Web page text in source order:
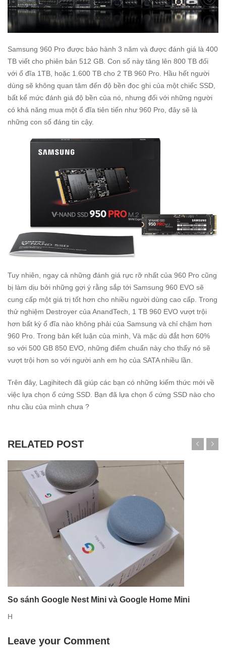
Samsung 960 Pro được bảo hành 3 năm và được đánh giá là 400
TB viết cho phiên bản 512 GB. Con số này tăng lên 800 TB đối
với ổ đĩa 1TB, hoặc 1.600 TB cho 2 TB 960 Pro. Hầu hết người
dùng sẽ không quan tâm đến độ bền đọc ghi của một chiếc SSD,
bất kể mức đánh giá độ bền của nó, nhưng đối với những người
có khả năng mua một ổ đĩa tiên tiến như 960 Pro, đây sẽ là
những con số đáng tin cậy.
Tuy nhiên, ngay cả những đánh giá rực rỡ nhất của 960 Pro cũng
bị làm dịu bởi những gợi ý rằng sắp tới Samsung 960 EVO sẽ
cung cấp một giá trị tốt hơn cho nhiều người dùng cao cấp. Trong
thử nghiệm Destroyer của AnandTech, 1 TB 960 EVO vượt trội
hơn bất kỳ ổ đĩa nào không phải của Samsung và chỉ chậm hơn
960 Pro. Trong bản kết luận của mình, Và mặc dù đắt hơn 60%
so với 500 GB 850 EVO, những điểm chuẩn này cho thấy nó sẽ
vượt trội hơn so với người anh em họ của SATA nhiều lần.
Trên đây, Lagihitech đã giúp các bạn có những kiếm thức mới về
việc lựa chọn ổ cứng SSD. Bạn đã lựa chọn ổ cứng SSD nào cho
nhu cầu của mình chưa ?
RELATED POST
So sánh Google Nest Mini và Google Home Mini
H
Leave your Comment